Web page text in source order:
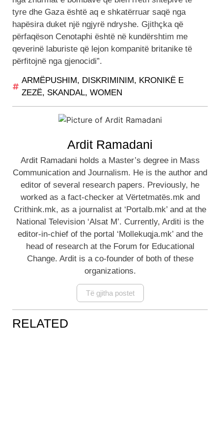
tyre dhe Gaza është aq e shkatërruar saqë nga
hapësira duket një ngjyrë ndryshe. Gjithçka që
përfaqëson Cenotaphi është në kundërshtim me
qeverinë laburiste që lejon kompanitë britanike të
përfitojnë nga gjenocidi”.
ARMËPUSHIM, DISKRIMINIM, KRONIKË E
ZEZË, SKANDAL, WOMEN
Ardit Ramadani
Ardit Ramadani holds a Master’s degree in Mass
Communication and Journalism. He is the author and
editor of several research papers. Previously, he
worked as a fact-checker at Vërtetmatës.mk and
Crithink.mk, as a journalist at ‘Portalb.mk’ and at the
National Television ‘Alsat M’. Currently, Arditi is the
editor-in-chief of the portal ‘Mollekuqja.mk’ and the
head of research at the Forum for Educational
Change. Ardit is a co-founder of both of these
organizations.
Të gjitha postet
RELATED